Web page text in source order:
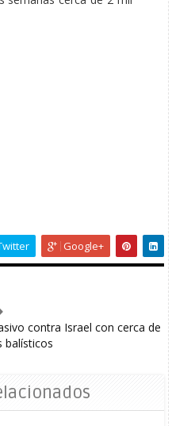
Google+
contra Israel con cerca de
balísticos